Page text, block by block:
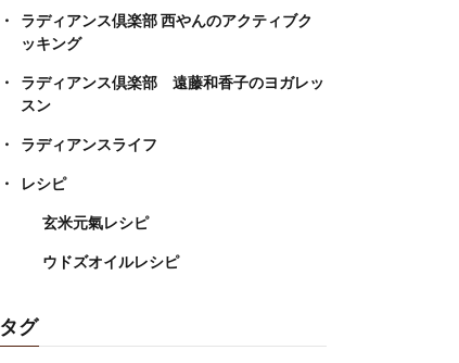
ラディアンス倶楽部 西やんのアクティブク
ッキング
ラディアンス倶楽部 遠藤和香子のヨガレッ
スン
ラディアンスライフ
レシピ
玄米元氣レシピ
ウドズオイルレシピ
タグ